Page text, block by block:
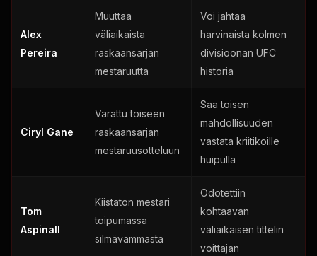
Alex
Pereira
Muuttaa
väliaikaista
raskaansarjan
mestaruutta
Voi jahtaa
harvinaista kolmen
divisioonan UFC
historia
Ciryl Gane
Varattu toiseen
raskaansarjan
mestaruusotteluun
Saa toisen
mahdollisuuden
vastata kriitikoille
huipulla
Tom
Aspinall
Kiistaton mestari
toipumassa
silmävammasta
Odotettiin
kohtaavan
väliaikaisen tittelin
voittajan